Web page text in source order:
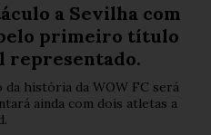
a Sevilha com
primeiro título
representado.
história da WOW FC será
ainda com dois atletas a